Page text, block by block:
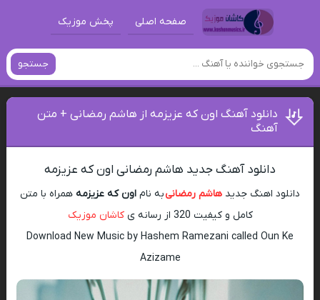
صفحه اصلی پخش موزیک
جستجو
دانلود آهنگ اون که عزیزمه از هاشم رمضانی + متن
آهنگ
دانلود آهنگ جدید هاشم رمضانی اون که عزیزمه
دانلود اهنگ جدید هاشم رمضانیبه نام اون که عزیزمه همراه با متن
کامل و کیفیت 320 از رسانه ی
کاشان موزیک
Download New Music by Hashem Ramezani called Oun Ke
Azizame